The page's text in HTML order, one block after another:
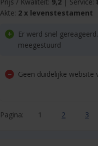
Akte: 2 x levenstestament
Er werd snel
meegestuurd
Geen duidelijke website
Pagina: 1 2 3